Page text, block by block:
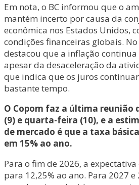
Em nota, o BC informou que o
mantém incerto por causa da
econômica nos Estados Unidos,
condições financeiras globais.
destacou que a inflação
apesar da desaceleração da
que indica que os juros
bastante tempo.
O Copom faz a última reunião
(9) e quarta-feira (10), e a
de mercado é que a taxa
em 15% ao ano.
Para o fim de 2026, a expectativa
para 12,25% ao ano. Para 2027 e